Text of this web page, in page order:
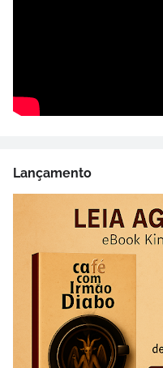
Lançamento